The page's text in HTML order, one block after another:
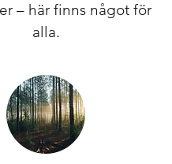
– här finns något för
alla.